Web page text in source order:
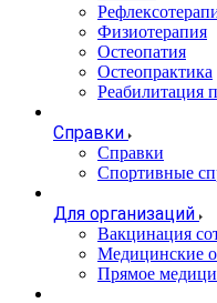
Физиотерапия
Остеопатия
Остеопрактика
Реабилитация
Справки
Справки
Спортивные
Для организаций
Вакцинация
Медицинские
Прямое